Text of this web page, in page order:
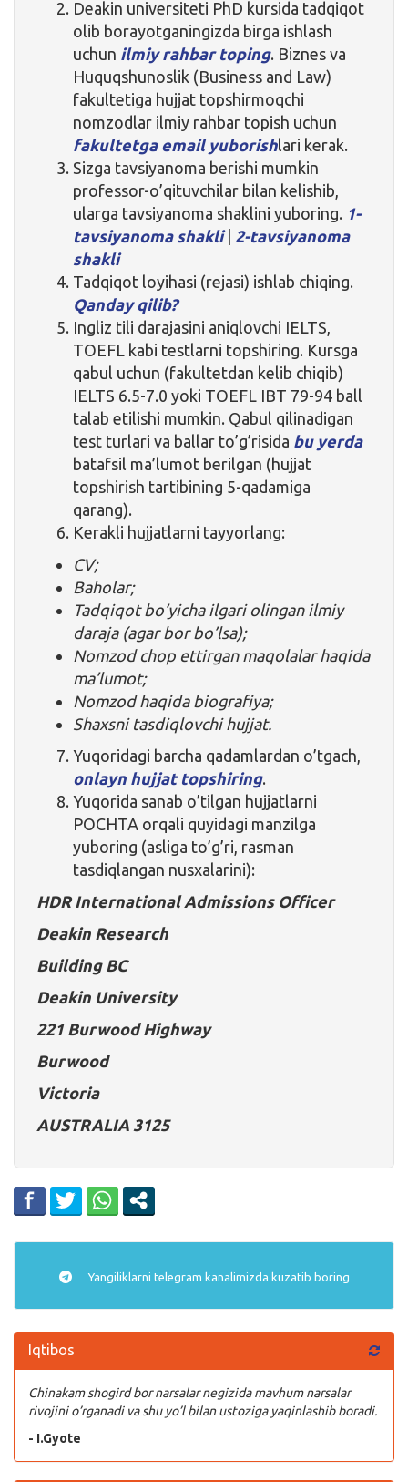
Deakin universiteti PhD kursida tadqiqot
olib borayotganingizda birga ishlash
uchun ilmiy rahbar toping. Biznes va
Huquqshunoslik (Business and Law)
fakultetiga hujjat topshirmoqchi
nomzodlar ilmiy rahbar topish uchun
fakultetga email yuborishlari kerak.
Sizga tavsiyanoma berishi mumkin
professor-o’qituvchilar bilan kelishib,
ularga tavsiyanoma shaklini yuboring. 1-
tavsiyanoma shakli| 2-tavsiyanoma
shakli
Tadqiqot loyihasi (rejasi) ishlab chiqing.
Qanday qilib?
Ingliz tili darajasini aniqlovchi IELTS,
TOEFL kabi testlarni topshiring. Kursga
qabul uchun (fakultetdan kelib chiqib)
IELTS 6.5-7.0 yoki TOEFL IBT 79-94 ball
talab etilishi mumkin. Qabul qilinadigan
test turlari va ballar to’g’risida bu yerda
batafsil ma’lumot berilgan (hujjat
topshirish tartibining 5-qadamiga
qarang).
Kerakli hujjatlarni tayyorlang:
CV;
Baholar;
Tadqiqot bo’yicha ilgari olingan ilmiy
daraja (agar bor bo’lsa);
Nomzod chop ettirgan maqolalar haqida
ma’lumot;
Nomzod haqida biografiya;
Shaxsni tasdiqlovchi hujjat.
Yuqoridagi barcha qadamlardan o’tgach,
onlayn hujjat topshiring.
Yuqorida sanab o’tilgan hujjatlarni
POCHTA orqali quyidagi manzilga
yuboring (asliga to’g’ri, rasman
tasdiqlangan nusxalarini):
HDR International Admissions Officer
Deakin Research
Building BC
Deakin University
221 Burwood Highway
Burwood
Victoria
AUSTRALIA 3125
Yangiliklarni telegram kanalimizda kuzatib boring
Iqtibos
Chinakam shogird bor narsalar negizida mavhum narsalar
rivojini o’rganadi va shu yo’l bilan ustoziga yaqinlashib boradi.
- I.Gyote